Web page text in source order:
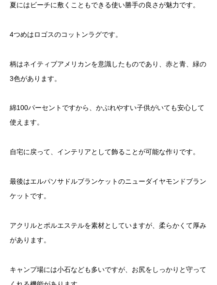
夏にはビーチに敷くこともできる使い勝手の良さが魅力です。
4つめはロゴスのコットンラグです。
柄はネイティブアメリカンを意識したものであり、赤と青、緑の
3色があります。
綿100パーセントですから、かぶれやすい子供がいても安心して
使えます。
自宅に戻って、インテリアとして飾ることが可能な作りです。
最後はエルパソサドルブランケットのニューダイヤモンドブラン
ケットです。
アクリルとポルエステルを素材としていますが、柔らかくて厚み
があります。
キャンプ場には小石なども多いですが、お尻をしっかりと守って